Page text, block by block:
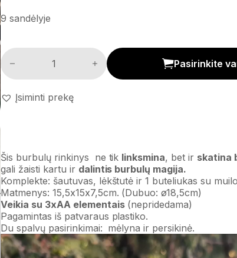
9 sandėlyje
Burbulų šautuvo rinkinys kiekis
Pasirinkite
Įsiminti prekę
Šis burbulų rinkinys ne tik linksmina, betir skatina
gali žaisti kartu ir dalintis burbulų magija.
Komplekte: šautuvas, lėkštutė ir 1 buteliukas su
Matmenys: 15,5x15x7,5cm. (Dubuo: ø18,5cm)
Veikia su 3xAA elementais(nepridedama)
Pagamintas iš patvaraus plastiko.
Du spalvų pasirinkimai: mėlyna ir persikinė.
Video
grotuvas